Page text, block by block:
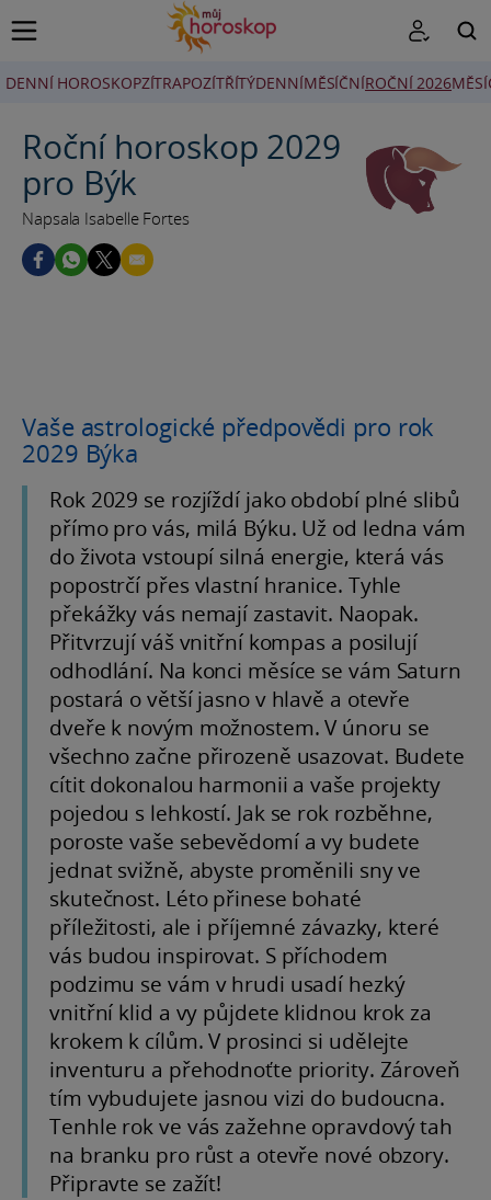
DENNÍ HOROSKOPZÍTRAPOZÍTŘÍTÝDENNÍMĚSÍČNÍROČNÍ 2026
Roční horoskop 2029
pro Býk
Napsala Isabelle Fortes
Vaše astrologické předpovědi pro rok
2029 Býka
Rok 2029 se rozjíždí jako období plné slibů
přímo pro vás, milá Býku. Už od ledna vám
do života vstoupí silná energie, která vás
popostrčí přes vlastní hranice. Tyhle
překážky vás nemají zastavit. Naopak.
Přitvrzují váš vnitřní kompas a posilují
odhodlání. Na konci měsíce se vám Saturn
postará o větší jasno v hlavě a otevře
dveře k novým možnostem. V únoru se
všechno začne přirozeně usazovat. Budete
cítit dokonalou harmonii a vaše projekty
pojedou s lehkostí. Jak se rok rozběhne,
poroste vaše sebevědomí a vy budete
jednat svižně, abyste proměnili sny ve
skutečnost. Léto přinese bohaté
příležitosti, ale i příjemné závazky, které
vás budou inspirovat. S příchodem
podzimu se vám v hrudi usadí hezký
vnitřní klid a vy půjdete klidnou krok za
krokem k cílům. V prosinci si udělejte
inventuru a přehodnoťte priority. Zároveň
tím vybudujete jasnou vizi do budoucna.
Tenhle rok ve vás zažehne opravdový tah
na branku pro růst a otevře nové obzory.
Připravte se zažít!